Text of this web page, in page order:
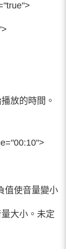
放的時間。
值使音量變小
大小。未定